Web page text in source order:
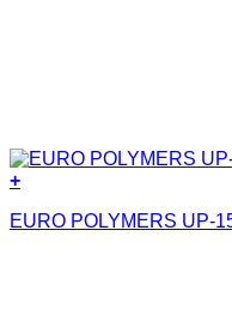
+
EURO POLYMERS UP-